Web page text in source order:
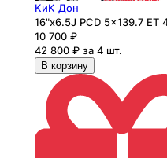
КиК Дон
16"x6.5J PCD 5x139.7 ЕТ
10 700 ₽
42 800 ₽ за 4 шт.
В корзину